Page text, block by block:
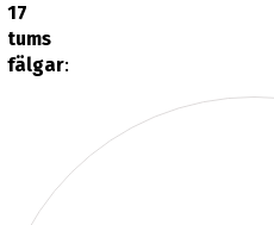
17
tums
fälgar: